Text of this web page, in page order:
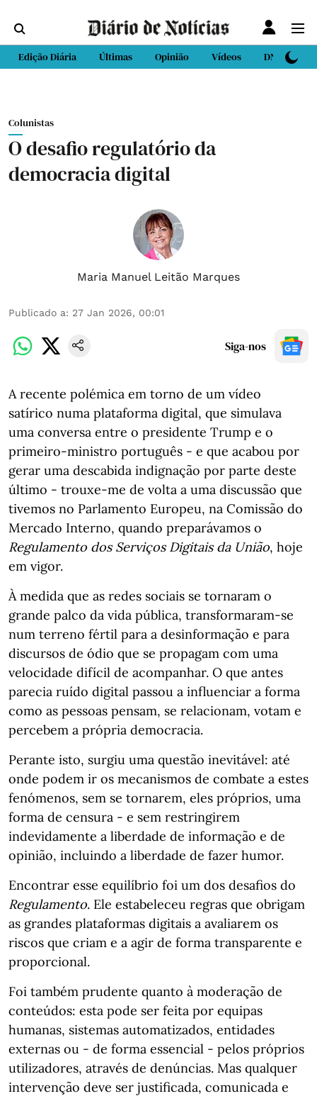
Edição Diária Últimas Opinião Vídeos DN Sport
Colunistas
O desafio regulatório da
democracia digital
Maria Manuel Leitão Marques
Publicado a: 27 Jan 2026, 00:01
Siga-nos
A recente polémica em torno de um vídeo
satírico numa plataforma digital, que simulava
uma conversa entre o presidente Trump e o
primeiro-ministro português - e que acabou por
gerar uma descabida indignação por parte deste
último - trouxe-me de volta a uma discussão que
tivemos no Parlamento Europeu, na Comissão do
Mercado Interno, quando preparávamos o
Regulamento dos Serviços Digitais da União, hoje
em vigor.
À medida que as redes sociais se tornaram o
grande palco da vida pública, transformaram-se
num terreno fértil para a desinformação e para
discursos de ódio que se propagam com uma
velocidade difícil de acompanhar. O que antes
parecia ruído digital passou a influenciar a forma
como as pessoas pensam, se relacionam, votam e
percebem a própria democracia.
Perante isto, surgiu uma questão inevitável: até
onde podem ir os mecanismos de combate a estes
fenómenos, sem se tornarem, eles próprios, uma
forma de censura - e sem restringirem
indevidamente a liberdade de informação e de
opinião, incluindo a liberdade de fazer humor.
Encontrar esse equilíbrio foi um dos desafios do
Regulamento. Ele estabeleceu regras que obrigam
as grandes plataformas digitais a avaliarem os
riscos que criam e a agir de forma transparente e
proporcional.
Foi também prudente quanto à moderação de
conteúdos: esta pode ser feita por equipas
humanas, sistemas automatizados, entidades
externas ou - de forma essencial - pelos próprios
utilizadores, através de denúncias. Mas qualquer
intervenção deve ser justificada, comunicada e